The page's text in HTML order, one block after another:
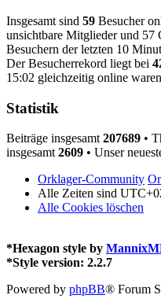
Insgesamt sind 59 Besucher
unsichtbare Mitglieder und 57
Besuchern der letzten 10
Der Besucherrekord liegt bei
15:02 gleichzeitig online
Statistik
Beiträge insgesamt 207689 •
insgesamt 2609 • Unser
Orklager-Community
Alle Zeiten sind
Alle Cookies löschen
*Hexagon style by
*Style version: 2.2.7
Powered by phpBB® Forum